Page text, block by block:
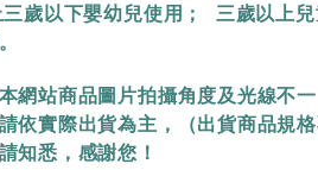
歲以下嬰幼兒使用； 三歲以上兒
本網站商品圖片拍攝角度及光線不
依實際出貨為主，（出貨商品規
知悉，感謝您！